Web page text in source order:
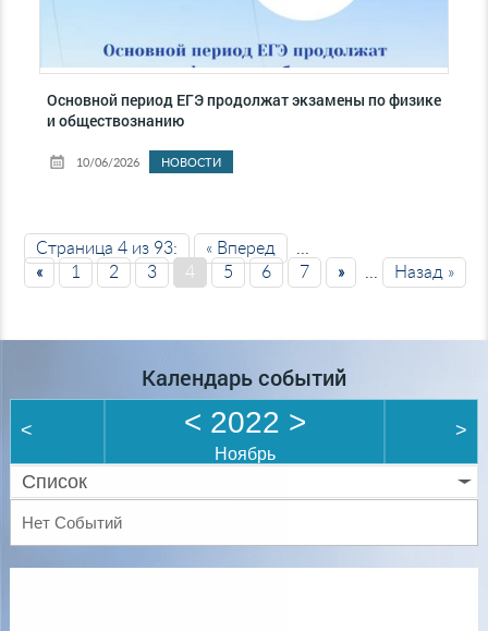
Основной период ЕГЭ продолжат экзамены по физике
и обществознанию
10/06/2026 НОВОСТИ
Страница 4 из 93: « Вперед
...
«
1 2 3 4 5 6 7 » ... Назад »
Календарь событий
< < 2022 >
Ноябрь
>
Список
Нет Событий